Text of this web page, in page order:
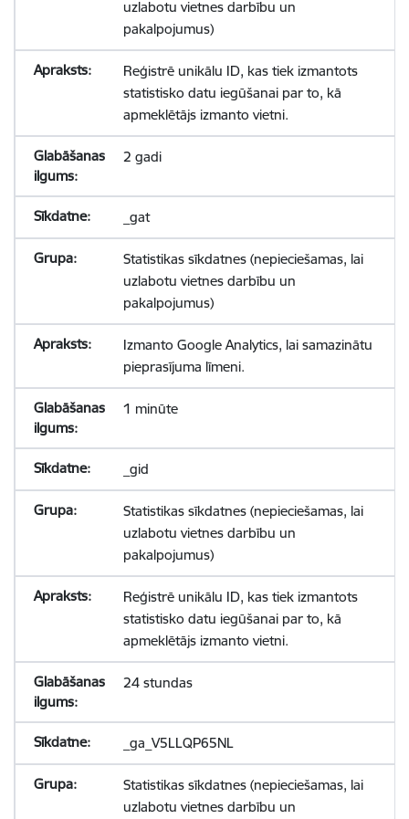
uzlabotu vietnes darbību un
pakalpojumus)
Reģistrē unikālu ID, kas tiek izmantots
statistisko datu iegūšanai par to, kā
apmeklētājs izmanto vietni.
2 gadi
_gat
Statistikas sīkdatnes (nepieciešamas, lai
uzlabotu vietnes darbību un
pakalpojumus)
Izmanto Google Analytics, lai samazinātu
pieprasījuma līmeni.
1 minūte
_gid
Statistikas sīkdatnes (nepieciešamas, lai
uzlabotu vietnes darbību un
pakalpojumus)
Reģistrē unikālu ID, kas tiek izmantots
statistisko datu iegūšanai par to, kā
apmeklētājs izmanto vietni.
24 stundas
_ga_V5LLQP65NL
Statistikas sīkdatnes (nepieciešamas, lai
uzlabotu vietnes darbību un